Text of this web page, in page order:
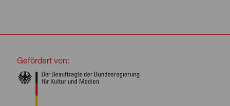
Gefördert von: